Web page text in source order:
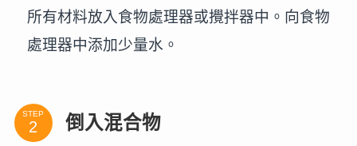
所有材料放入食物處理器或攪拌器中。向食物
處理器中添加少量水。
STEP 倒入混合物